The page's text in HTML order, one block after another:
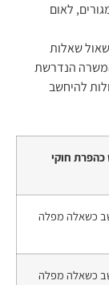
לאום
שאלות
הנדרשת
להיחשב
חוקי
כשאלה מפלה
כשאלה מפלה